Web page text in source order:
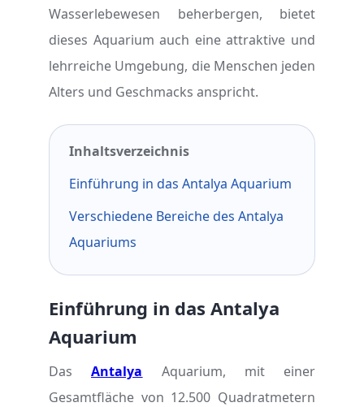
Wasserlebewesen beherbergen, bietet
dieses Aquarium auch eine attraktive und
lehrreiche Umgebung, die Menschen jeden
Alters und Geschmacks anspricht.
Inhaltsverzeichnis
Einführung in das Antalya Aquarium
Verschiedene Bereiche des Antalya
Aquariums
Einführung in das Antalya
Aquarium
DasAntalya Aquarium, mit einer
Gesamtfläche von 12.500 Quadratmetern